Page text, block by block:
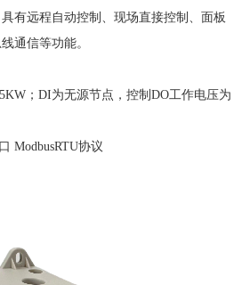
有远程自动控制、现场直接控制、面板
通信等功能。
；DI为无源节点，控制DO工作电压为
ModbusRTU协议